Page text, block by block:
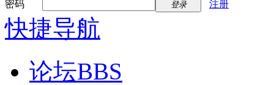
密码
登录 注册
快捷导航
论坛BBS